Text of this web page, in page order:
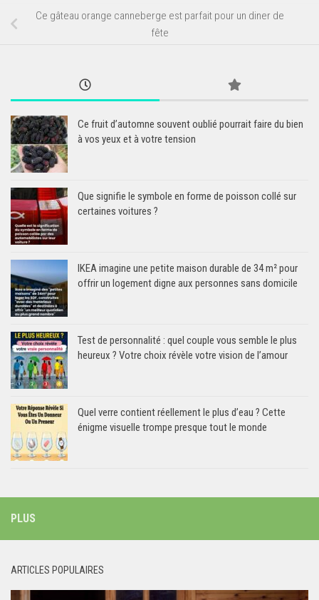
Ce gâteau orange canneberge est parfait pour un diner de
fête
Ce fruit d’automne souvent oublié pourrait faire du bien
à vos yeux et à votre tension
Que signifie le symbole en forme de poisson collé sur
certaines voitures ?
IKEA imagine une petite maison durable de 34 m² pour
offrir un logement digne aux personnes sans domicile
Test de personnalité : quel couple vous semble le plus
heureux ? Votre choix révèle votre vision de l’amour
Quel verre contient réellement le plus d’eau ? Cette
énigme visuelle trompe presque tout le monde
PLUS
ARTICLES POPULAIRES